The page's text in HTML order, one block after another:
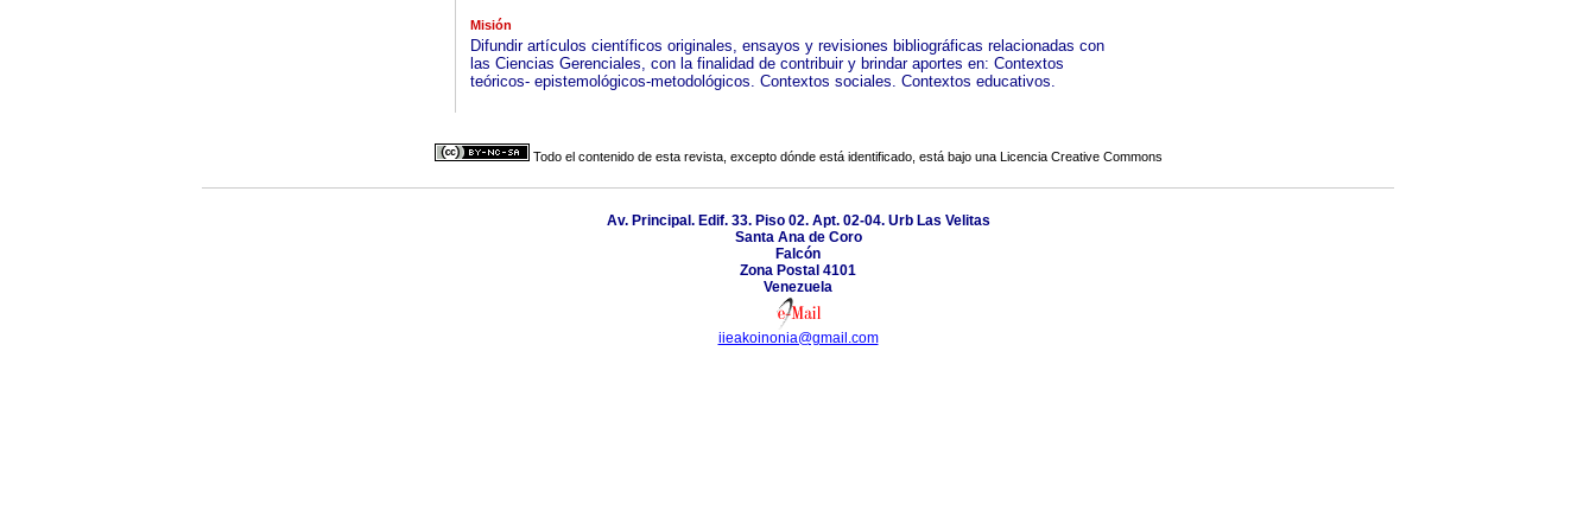
Misión
Difundir artículos científicos originales, ensayos y revisiones bibliográficas relacionadas con
las Ciencias Gerenciales, con la finalidad de contribuir y brindar aportes en: Contextos
teóricos- epistemológicos-metodológicos. Contextos sociales. Contextos educativos.
Todo el contenido de esta revista, excepto dónde está identificado, está bajo una Licencia Creative Commons
Av. Principal. Edif. 33. Piso 02. Apt. 02-04. Urb Las Velitas
Santa Ana de Coro
Falcón
Zona Postal 4101
Venezuela
iieakoinonia@gmail.com